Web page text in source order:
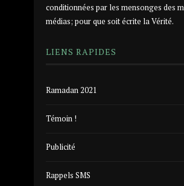
conditionnées par les mensonges des
médias; pour que soit écrite la Vérité.
LIENS RAPIDES
Ramadan 2021
Témoin !
Publicité
Rappels SMS